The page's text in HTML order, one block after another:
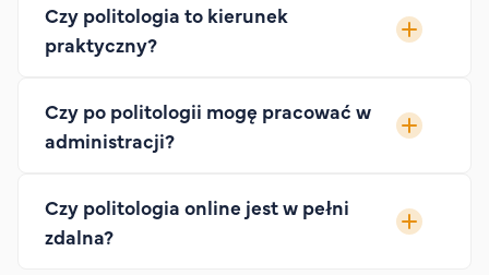
Czy politologia to kierunek
praktyczny?
Czy po politologii mogę pracować w
administracji?
Czy politologia online jest w pełni
zdalna?